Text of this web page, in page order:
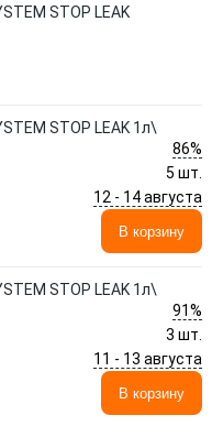
STOP LEAK
STOP LEAK 1л\
86%
5 шт.
12 - 14 августа
В корзину
STOP LEAK 1л\
91%
3 шт.
11 - 13 августа
В корзину